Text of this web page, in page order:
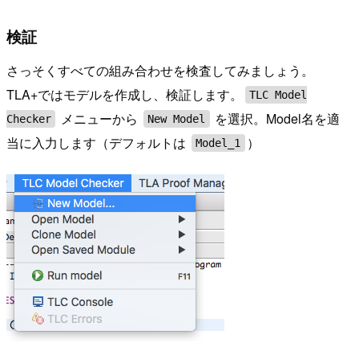
検証
さっそくすべての組み合わせを検査してみましょう。
TLA+ではモデルを作成し、検証します。
TLC Model
Checker
メニューから New Model
を選択。Model名を適
当に入力します（デフォルトは
Model_1 ）